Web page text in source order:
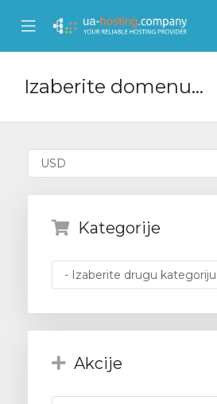
Mobile
Menu
Izaberite domenu...
Kategorije
Akcije